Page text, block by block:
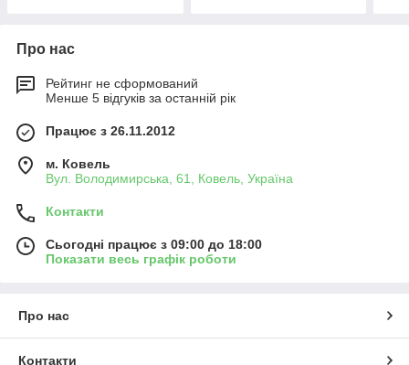
Про нас
Рейтинг не сформований
Менше 5 відгуків за останній рік
Працює з 26.11.2012
м. Ковель
Вул. Володимирська, 61, Ковель, Україна
Контакти
Сьогодні працює з 09:00 до 18:00
Показати весь графік роботи
Про нас
Контакти